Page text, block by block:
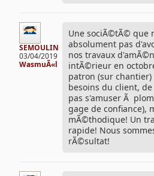
SEMOULIN
03/04/2019
WasmuÃ«l
Une sociÃ©tÃ© que
absolument pas
nos travaux
intÃ©rieur en
patron (sur
besoins du client,
pas s'amuser Ã
gage de confiance),
mÃ©thodique! Un
rapide! Nous
rÃ©sultat!